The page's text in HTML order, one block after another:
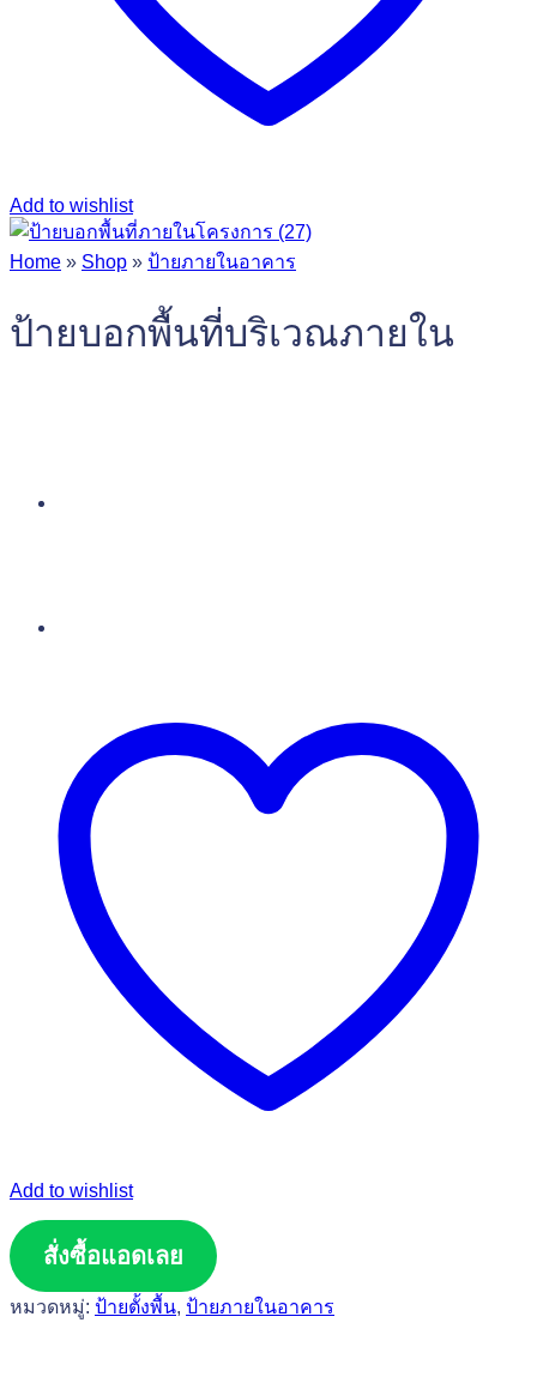
Add to wishlist
Home » Shop » ป้ายภายในอาคาร
ป้ายบอกพื้นที่บริเวณภายใน
Add to wishlist
สั่งซื้อแอดเลย
หมวดหมู่: ป้ายตั้งพื้น, ป้ายภายในอาคาร